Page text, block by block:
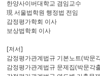
한양사이버대학교 겸임교수
現 서울법학원 행정법 전임
감정평가학회 이사
보상법학회 이사
[저서]
감정평가관계법규 기본노트(박문
감정평가관계법규 문제집(박문각